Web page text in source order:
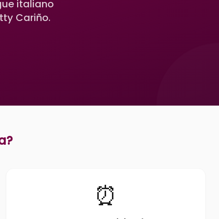
italiano
Cariño.
?
⏰